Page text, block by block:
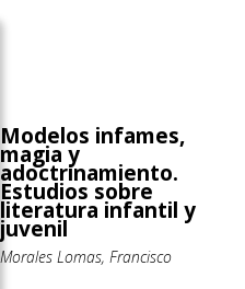
Modelos infames,
magia y
adoctrinamiento.
Estudios sobre
literatura infantil y
juvenil
Morales Lomas, Francisco